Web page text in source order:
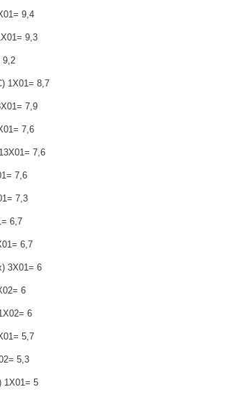
9,4
9,3
9,2
1X01= 8,7
7,9
7,6
7,6
7,6
7,3
6,7
6,7
3X01= 6
6
6
5,7
5,3
1X01= 5